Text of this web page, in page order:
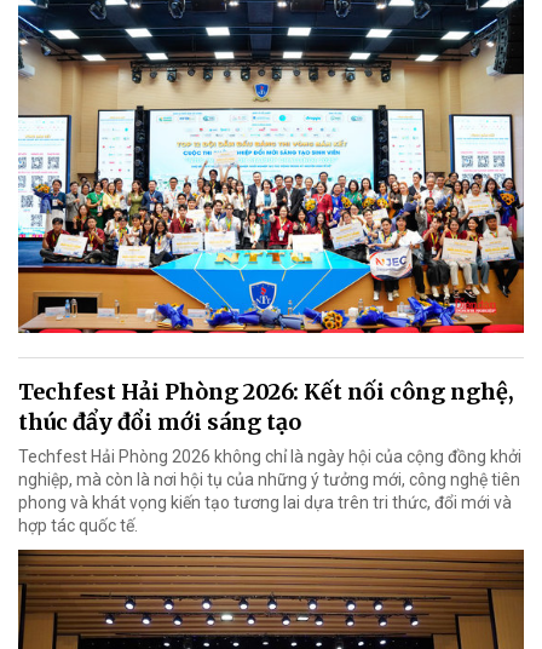
Techfest Hải Phòng 2026: Kết nối công nghệ,
thúc đẩy đổi mới sáng tạo
Techfest Hải Phòng 2026 không chỉ là ngày hội của cộng đồng khởi
nghiệp, mà còn là nơi hội tụ của những ý tưởng mới, công nghệ tiên
phong và khát vọng kiến tạo tương lai dựa trên tri thức, đổi mới và
hợp tác quốc tế.